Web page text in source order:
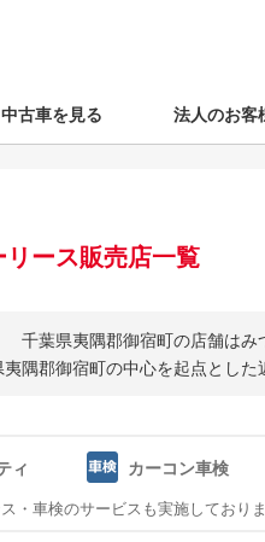
マを見る
見る
中古車を見る 法人のお客
ース販売店一覧
千葉県夷隅郡御宿町の店舗はみ
隅郡御宿町の中心を起点とした
ィ カーコン車検
・車検のサービスも実施しており